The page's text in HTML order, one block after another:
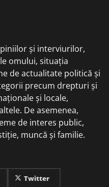
și interviurilor,
omului, situația
de actualitate politică și
precum drepturi și
și locale,
De asemenea,
de interes public,
muncă și familie.
Twitter